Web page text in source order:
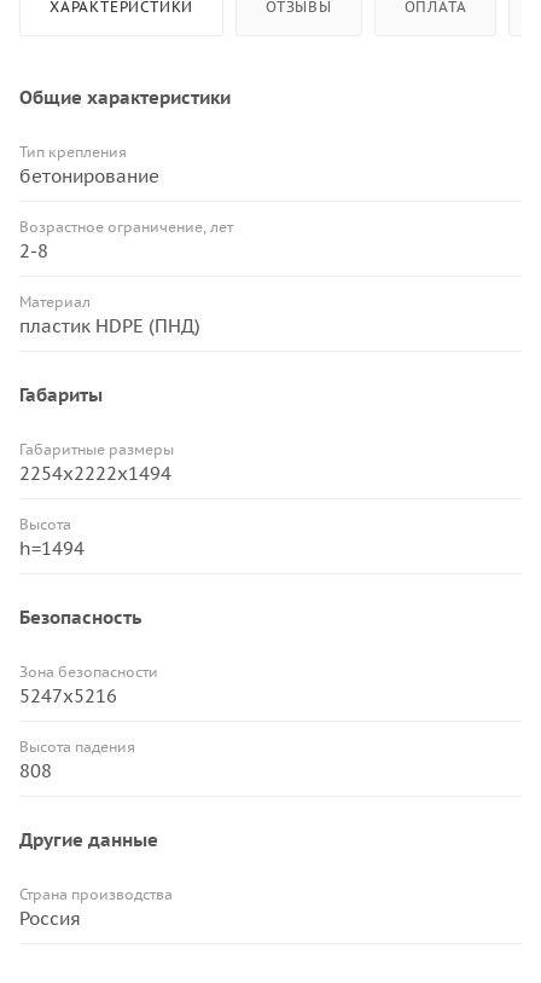
ХАРАКТЕРИСТИКИ ОТЗЫВЫ ОПЛАТА
Общие характеристики
Тип крепления
бетонирование
Возрастное ограничение, лет
2-8
Материал
пластик HDPE (ПНД)
Габариты
Габаритные размеры
2254x2222x1494
Высота
h=1494
Безопасность
Зона безопасности
5247х5216
Высота падения
808
Другие данные
Страна производства
Россия